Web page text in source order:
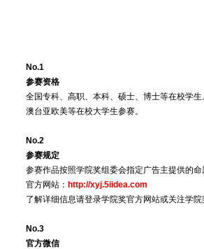
No.1
参赛资格
全国专科、高职、本科、硕士、博士等在校学
澳台亚欧美等在校大学生参赛。
No.2
参赛规定
参赛作品按照学院奖组委会指定广告主提供的
官方网站： http://xyj.5iidea.com
了解详细信息请登录学院奖官方网站或关注学
No.3
官方微信